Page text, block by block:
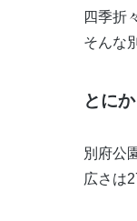
四季折
そんな
とに
別府公
広さは